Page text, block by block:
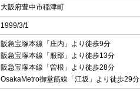
大阪府豊中市稲津町
1999/3/1
阪急宝塚本線「庄内」より徒歩9分
阪急宝塚本線「服部」より徒歩13分
阪急宝塚本線「曽根」より徒歩28分
OsakaMetro御堂筋線「江坂」より徒歩29分